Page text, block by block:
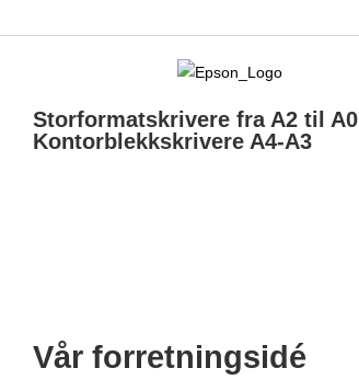
Storformatskrivere fra A2 til A0
Kontorblekkskrivere A4-A3
Vår forretningsidé